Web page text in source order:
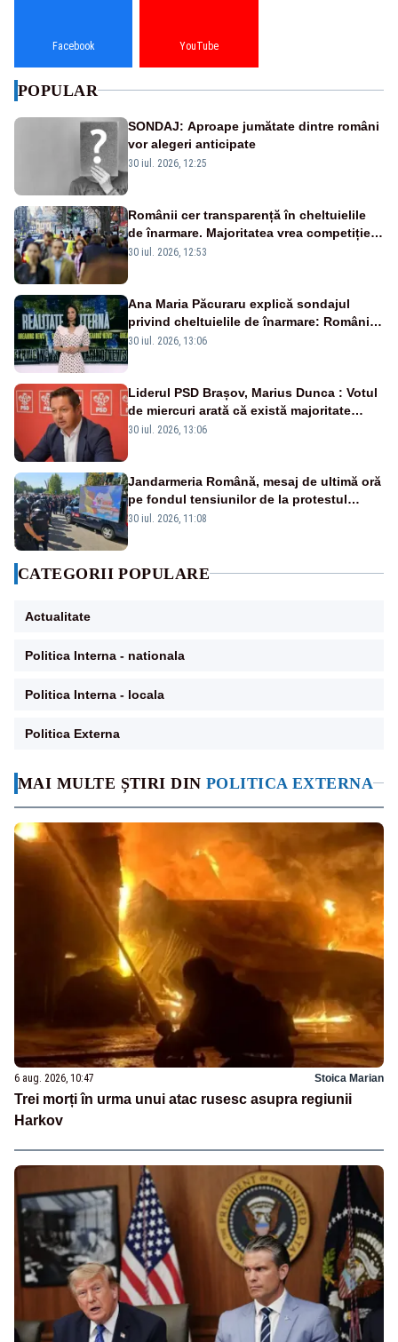
MAI MULTE ȘTIRI DIN POLITICA EXTERNA
6 aug. 2026, 10:47 Stoica Marian
Trei morți în urma unui atac rusesc asupra regiunii
Harkov
Facebook YouTube
POPULAR
SONDAJ: Aproape jumătate dintre români
vor alegeri anticipate
30 iul. 2026, 12:25
Românii cer transparență în cheltuielile
de înarmare. Majoritatea vrea competiție
reală și industrie locală – SONDAJ
30 iul. 2026, 12:53
Ana Maria Păcuraru explică sondajul
privind cheltuielile de înarmare: Românii
cer transparență în achiziții și un echilibru
30 iul. 2026, 13:06
Liderul PSD Brașov, Marius Dunca : Votul
de miercuri arată că există majoritate
pentru măsuri concrete
30 iul. 2026, 13:06
Jandarmeria Română, mesaj de ultimă oră
pe fondul tensiunilor de la protestul
masiv al fermierilor - VIDEO
30 iul. 2026, 11:08
CATEGORII POPULARE
Actualitate
Politica Interna - nationala
Politica Interna - locala
Politica Externa